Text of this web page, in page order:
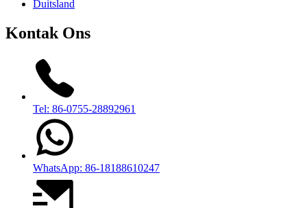
Duitsland
Kontak Ons
Tel: 86-0755-28892961
WhatsApp: 86-18188610247